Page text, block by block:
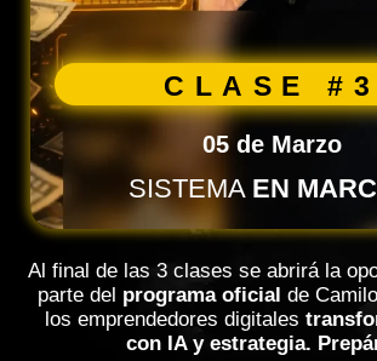
CLASE #3
05 de Marzo
SISTEMA EN
Al final de las 3 clases se abrirá la
parte del programa oficial de
los emprendedores digitales
con IA y estrategia.